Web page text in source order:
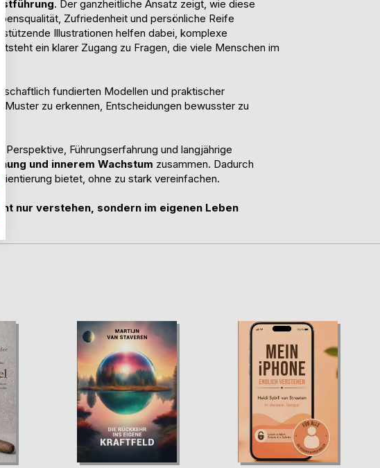
. Der ganzheitliche Ansatz zeigt, wie diese
Zufriedenheit und persönliche Reife
Illustrationen helfen dabei, komplexe
ein klarer Zugang zu Fragen, die viele Menschen im
fundierten Modellen und praktischer
zu erkennen, Entscheidungen bewusster zu
Führungserfahrung und langjährige
und innerem Wachstum zusammen. Dadurch
bietet, ohne zu stark vereinfachen.
nur verstehen, sondern im eigenen Leben